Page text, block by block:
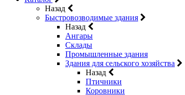
Назад
Быстровозводимые здания
Назад
Ангары
Склады
Промышленные здания
Здания для сельского хозяйства
Назад
Птичники
Коровники